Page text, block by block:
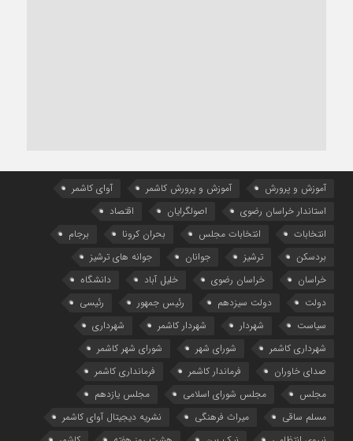
آموزش و پرورش آموزش و پرورش کاشمر
آوای کاشمر
استاندار خراسان رضوی
اصولگرایان
اقتصاد
انتخابات
انتخابات مجلس بحران کرونا
برجام
بردسکن
ترشیز جوانان
جوانه های ترشیز
خراسان
خراسان رضوی خلیل آباد
دانشگاه
دولت
دولت سیزدهم رئیس جمهور
رئیسی
سیاست
شهردار شهردار کاشمر
شهرداری
شهرداری کاشمر
شورای شهر
شورای شهر کاشمر
صدای خاوران
فرماندار کاشمر
فرمانداری کاشمر
مجلس
مجلس شورای اسلامی
مجلس یازدهم
مسلم ساقی
میراث فرهنگی
نشریه دیجیتال آوای کاشمر